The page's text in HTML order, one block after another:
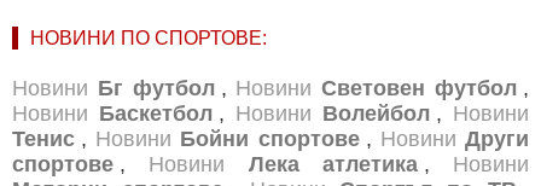
НОВИНИ ПО СПОРТОВЕ:
Новини Бг футбол , Новини Световен футбол ,
Новини Баскетбол , Новини Волейбол , Новини
Тенис , Новини Бойни спортове , Новини Други
спортове , Новини Лека атлетика , Новини